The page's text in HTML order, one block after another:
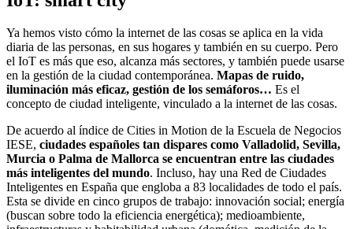
Ya hemos visto cómo la internet de las cosas se aplica en la vida
diaria de las personas, en sus hogares y también en su cuerpo. Pero
el IoT es más que eso, alcanza más sectores, y también puede usarse
en la gestión de la ciudad contemporánea. Mapas de ruido,
iluminación más eficaz, gestión de los semáforos… Es el
concepto de ciudad inteligente, vinculado a la internet de las cosas.
De acuerdo al índice de Cities in Motion de la Escuela de Negocios
IESE, ciudades españoles tan dispares como Valladolid, Sevilla,
Murcia o Palma de Mallorca se encuentran entre las ciudades
más inteligentes del mundo. Incluso, hay una Red de Ciudades
Inteligentes en España que engloba a 83 localidades de todo el país.
Esta se divide en cinco grupos de trabajo: innovación social; energía
(buscan sobre todo la eficiencia energética); medioambiente,